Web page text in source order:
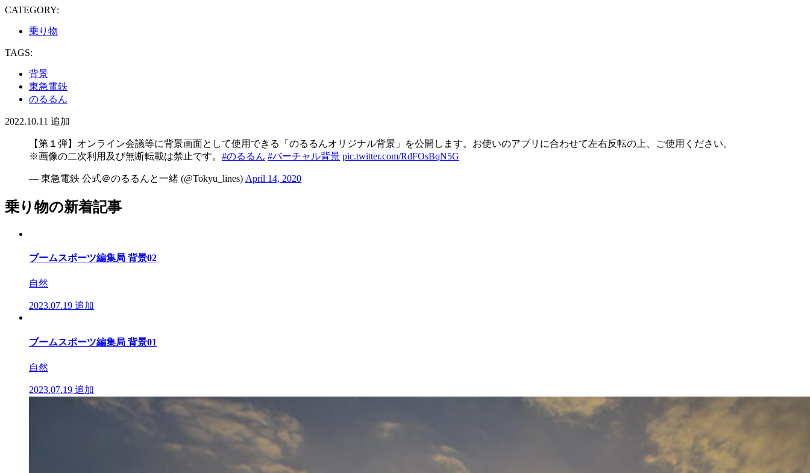
CATEGORY:
乗り物
TAGS:
背景
東急電鉄
のるるん
2022.10.11 追加
【第１弾】オンライン会議等に背景画面として使用できる「のるるんオリジナル背景」を公開します。お使いのアプリに合わせて左右反転の上、ご使用ください。
※画像の二次利用及び無断転載は禁止です。 #のるるん #バーチャル背景 pic.twitter.com/RdFOsBqN5G
— 東急電鉄 公式＠のるるんと一緒 (@Tokyu_lines) April 14, 2020
乗り物の新着記事
ブームスポーツ編集局 背景02
自然
2023.07.19 追加
ブームスポーツ編集局 背景01
自然
2023.07.19 追加